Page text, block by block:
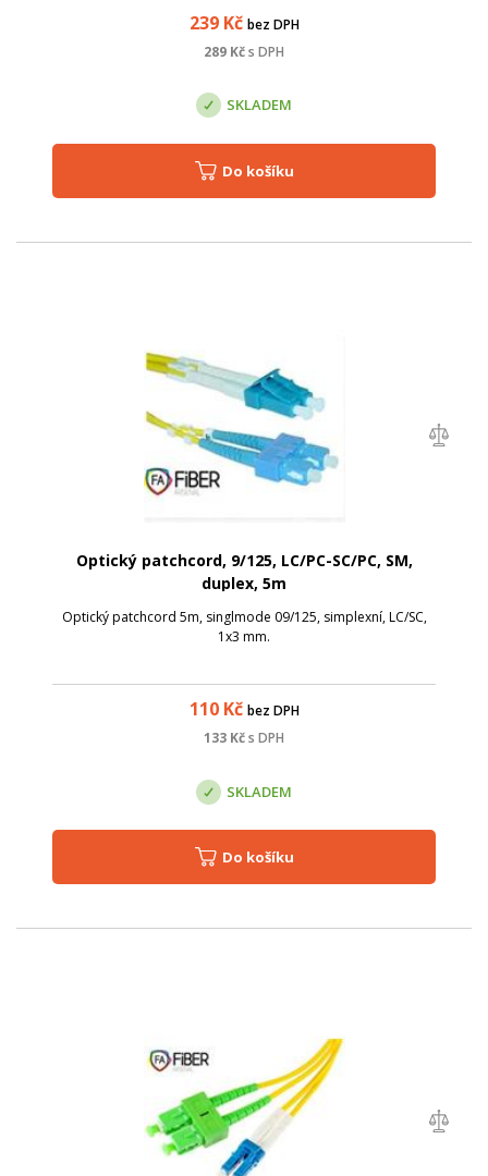
239Kč bez DPH
289 Kčs DPH
SKLADEM
Do košíku
Optický patchcord, 9/125, LC/PC-SC/PC, SM,
duplex, 5m
Optický patchcord 5m, singlmode 09/125, simplexní, LC/SC,
1x3 mm.
110Kč bez DPH
133 Kčs DPH
SKLADEM
Do košíku